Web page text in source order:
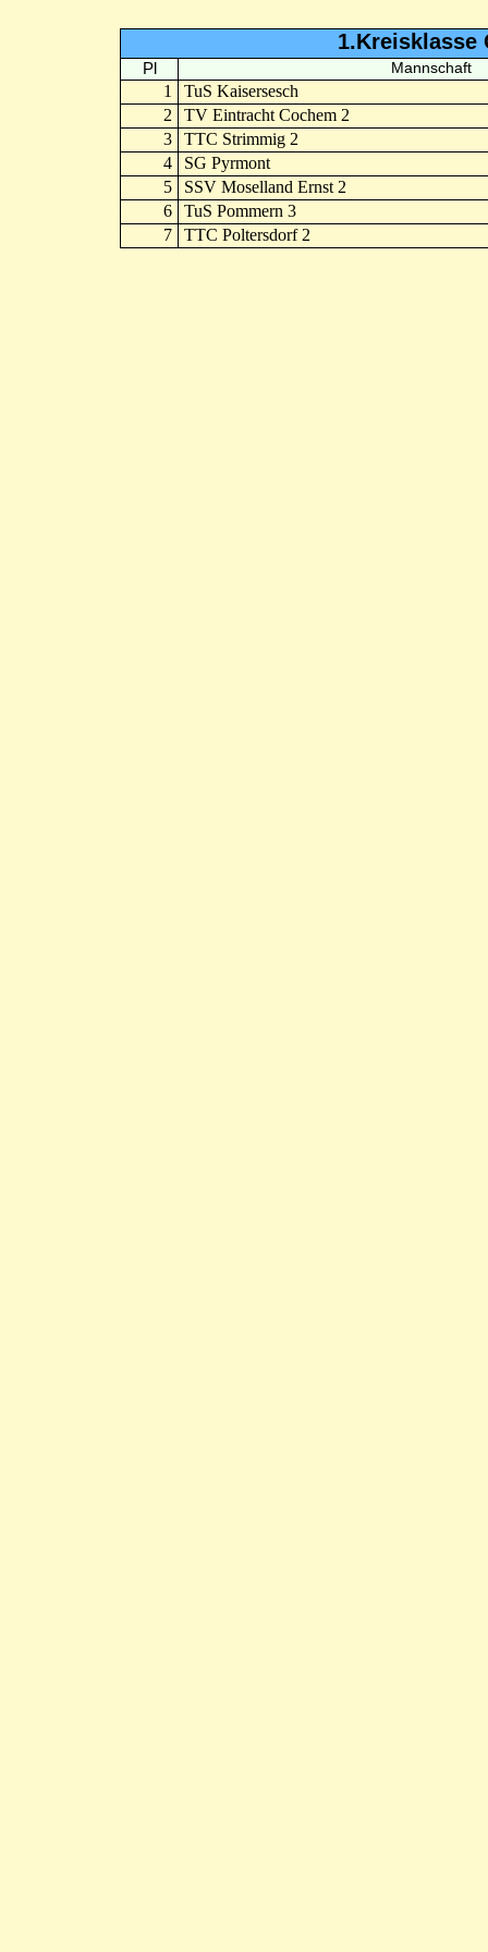
1.Kreisklasse
Pl Mannschaft
1
TuS Kaisersesch
2
TV Eintracht Cochem 2
3
TTC Strimmig 2
4
SG Pyrmont
5
SSV Moselland Ernst 2
6
TuS Pommern 3
7
TTC Poltersdorf 2